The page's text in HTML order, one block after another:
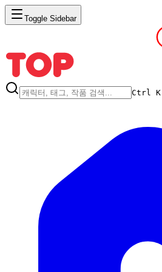
Toggle Sidebar
Ctrl K